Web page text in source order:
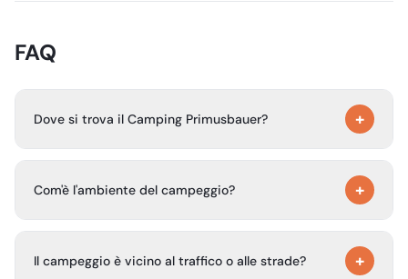
FAQ
Dove si trova il Camping Primusbauer? +
Wolfgangsee in Austria, direttamente sul lago
Com'è l'ambiente del campeggio? +
piccola penisola, circondato dalla natura incontaminata.
Il campeggio è vicino al traffico o alle strade? +